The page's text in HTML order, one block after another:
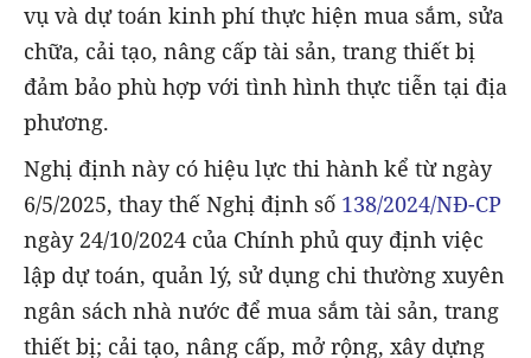
vụ và dự toán kinh phí thực hiện mua sắm, sửa
chữa, cải tạo, nâng cấp tài sản, trang thiết bị
đảm bảo phù hợp với tình hình thực tiễn tại địa
phương.
Nghị định này có hiệu lực thi hành kể từ ngày
6/5/2025, thay thế Nghị định số 138/2024/NĐ-CP
ngày 24/10/2024 của Chính phủ quy định việc
lập dự toán, quản lý, sử dụng chi thường xuyên
ngân sách nhà nước để mua sắm tài sản, trang
thiết bị; cải tạo, nâng cấp, mở rộng, xây dựng